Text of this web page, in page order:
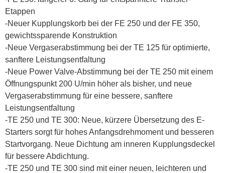
Etappen
-Neuer Kupplungskorb bei der FE 250 und der FE 350,
gewichtssparende Konstruktion
-Neue Vergaserabstimmung bei der TE 125 für optimierte,
sanftere Leistungsentfaltung
-Neue Power Valve-Abstimmung bei der TE 250 mit einem
Öffnungspunkt 200 U/min höher als bisher, und neue
Vergaserabstimmung für eine bessere, sanftere
Leistungsentfaltung
-TE 250 und TE 300: Neue, kürzere Übersetzung des E-
Starters sorgt für hohes Anfangsdrehmoment und besseren
Startvorgang. Neue Dichtung am inneren Kupplungsdeckel
für bessere Abdichtung.
-TE 250 und TE 300 sind mit einer neuen, leichteren und